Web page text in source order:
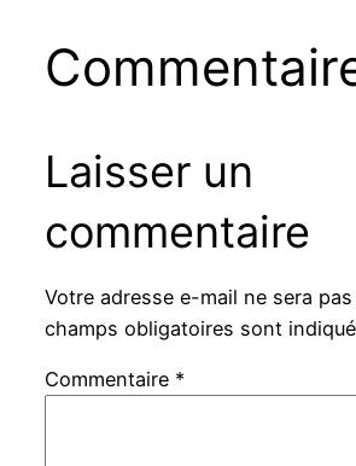
Laisser un
commentaire
Votre adresse e-mail ne sera
champs obligatoires sont
Commentaire *